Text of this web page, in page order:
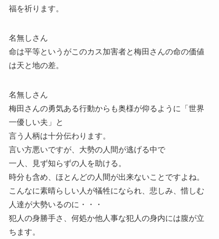
福を祈ります。
名無しさん
命は平等というがこのカス加害者と梅田さんの命の価値
は天と地の差。
名無しさん
梅田さんの勇気ある行動からも奥様が仰るように「世界
一優しい夫」と
言う人柄は十分伝わります。
言い方悪いですが、大勢の人間が逃げる中で
一人、見ず知らずの人を助ける。
時分も含め、ほとんどの人間が出来ないことですよね。
こんなに素晴らしい人が犠牲になられ、悲しみ、惜しむ
人達が大勢いるのに・・・
犯人の身勝手さ、何処か他人事な犯人の身内には腹が立
ちます。